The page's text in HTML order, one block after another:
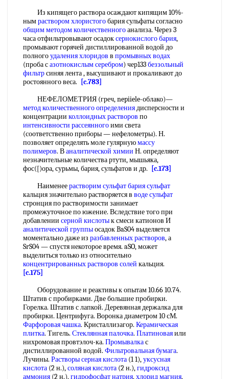
Из кипящего раствора осаждают кипящим 10%-
нымраствором хлористогобария сульфаты согласно
общим методом количественногоанализа. Через 3
часа отфильтровывают осадоксернокислого бария,
промывают горячей дистиллированной водой до
полногоудаления хлоридов в промывных водах
(проба сазотнокислым серебром) чер133беззольный
фильтрсиняя лента , высушивают и прокаливают до
ростоянного веса.
[c.783]
НЕФЕЛОМЕТРИЯ (греч, nepiiele-облако)—
метод количественного определениядисперсности и
концентрации коллоидных растворов по
интенсивности рассеянногоими света
(соответственно приборы — нефелометры). Н.
позволяет определять моле гулярнуюмассу
полимеров. Ваналитической химии Н. определяют
незначительные количества ртути, мышьяка,
фос([)ора, сурьмы, бария, сульфатов и др.
[c.173]
Наименеерастворим сульфат бария сульфат
кальция значительно растворяется в воде сульфат
стронция по растворимости занимает
промежуточное по южение. Вследствие того при
добавлении серной кислотык смеси катионов И
аналитической группыосадок BaS04 выделяется
моментально даже из разбавленных растворов, а
SrS04 — спустя некоторое время. aSO, может
выделиться только из относительно
концентрированных растворов солей кальция.
[c.175]
Оборудование и реактивы к опытам 10.66 10.74.
Штатив с пробирками. Две большие пробирки.
Горелка. Штатив с лапкой. Деревянная держалка для
пробирки. Центрифуга. Воронка диаметром 10 сМ.
Фарфоровая чашка. Кристаллизагор. Керамическая
плитка. Тигель. Стеклянная палочка. Платиноваяили
нихромовая провтэлоч-ка. Промывалкас
дистиллированной водой. Фильтровальная бумага.
Лучины. Растворы серная кислота (1 1),уксусная
кислота (2 н.),соляная кислота (2 н.),гидроксид
аммония (2 н.),гидрофосфат натрия,хлорид магния,